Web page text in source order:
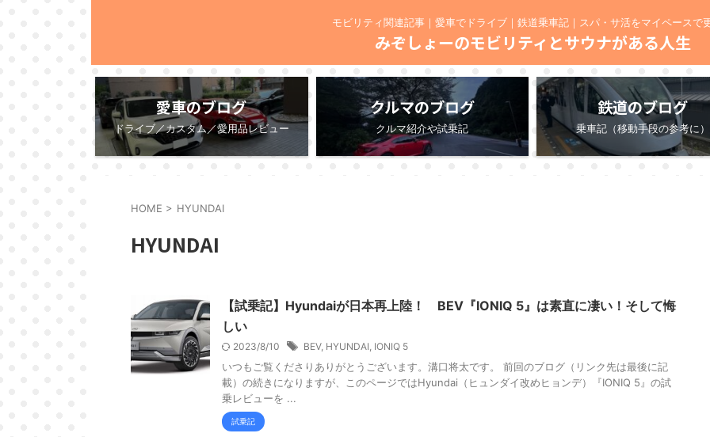
モビリティ関連記事｜愛車でドライブ｜鉄道乗車記｜スパ・サ活をマイペースで
みぞしょーのモビリティとサウナがある人生
愛車のブログ
ドライブ／カスタム／愛用品レビュー
クルマのブログ
クルマ紹介や試乗記
鉄道のブログ
乗車記（移動手段の参考に）
HOME > HYUNDAI
HYUNDAI
【試乗記】Hyundaiが日本再上陸！ BEV『IONIQ 5』は素直に凄い！そして悔
しい
2023/8/10 BEV, HYUNDAI, IONIQ 5
いつもご覧くださりありがとうございます。溝口将太です。 前回のブログ（リンク先は最後に記
載）の続きになりますが、このページではHyundai（ヒュンダイ改めヒョンデ）『IONIQ 5』の試
乗レビューを ...
試乗記